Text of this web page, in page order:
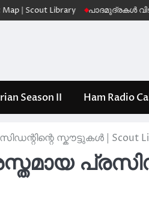
Library പാദമുദ്രകൾ വിടരുത് –
Season II Ham Radio
സ്കൗട്ടുകൾ | Scout